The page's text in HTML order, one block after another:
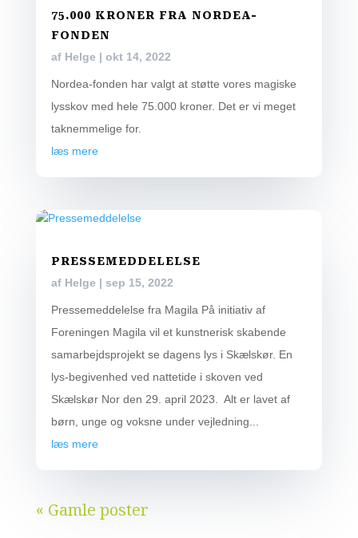
75.000 KRONER FRA NORDEA-
FONDEN
af Helge | okt 14, 2022
Nordea-fonden har valgt at støtte vores magiske
lysskov med hele 75.000 kroner. Det er vi meget
taknemmelige for.
læs mere
PRESSEMEDDELELSE
af Helge | sep 15, 2022
Pressemeddelelse fra Magila På initiativ af
Foreningen Magila vil et kunstnerisk skabende
samarbejdsprojekt se dagens lys i Skælskør. En
lys-begivenhed ved nattetide i skoven ved
Skælskør Nor den 29. april 2023. Alt er lavet af
børn, unge og voksne under vejledning...
læs mere
« Gamle poster